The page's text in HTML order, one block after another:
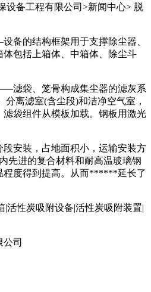
设备工程有限公司>新闻中心> 脱
的结构框架用于支撑除尘器、
包括上箱体、中箱体、除尘斗
袋、笼骨构成集尘器的滤灰系
离滤室(含尘段)和洁净空气室，
袋组件从模板加载。钢板用激光
安装，占地面积小，运输安装方
先进的复合材料和耐高温玻璃钢
程度得到提高。从而******延长了
|活性炭吸附设备|活性炭吸附装置|
司